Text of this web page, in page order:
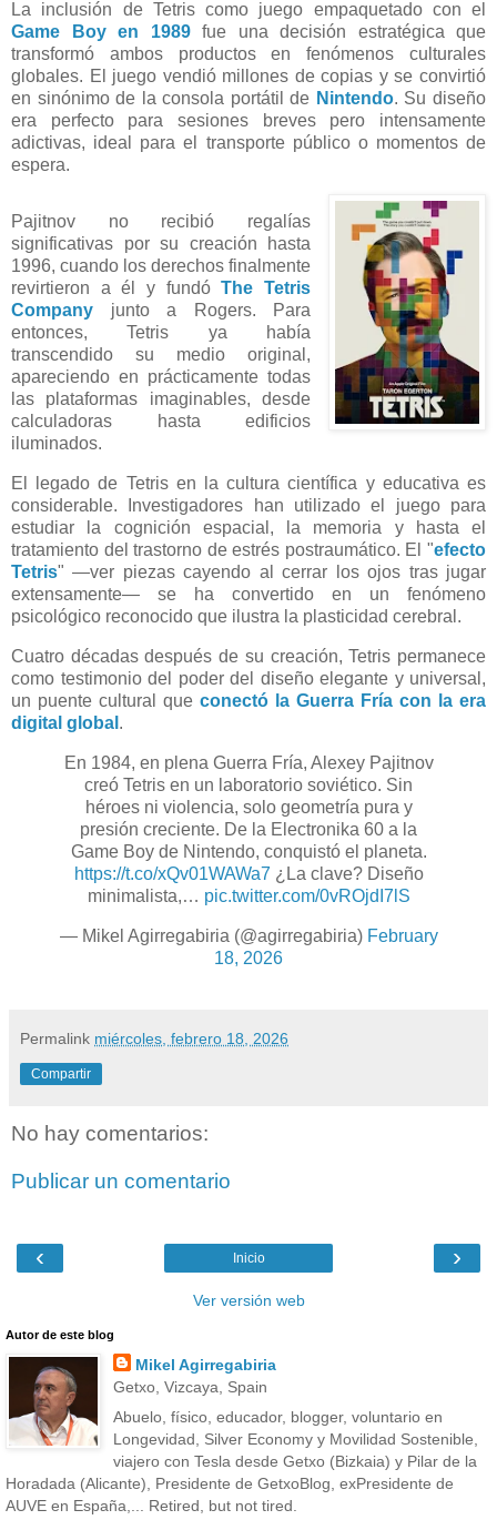
La inclusión de Tetris como juego empaquetado con el
Game Boy en 1989fue una decisión estratégica que
transformó ambos productos en fenómenos culturales
globales. El juego vendió millones de copias y se convirtió
en sinónimo de la consola portátil de Nintendo. Su diseño
era perfecto para sesiones breves pero intensamente
adictivas, ideal para el transporte público o momentos de
espera.
Pajitnov no recibió regalías
significativas por su creación hasta
1996, cuando los derechos finalmente
revirtieron a él y fundóThe Tetris
Company junto a Rogers. Para
entonces, Tetris ya había
transcendido su medio original,
apareciendo en prácticamente todas
las plataformas imaginables, desde
calculadoras hasta edificios
iluminados.
El legado de Tetris en la cultura científica y educativa es
considerable. Investigadores han utilizado el juego para
estudiar la cognición espacial, la memoria y hasta el
tratamiento del trastorno de estrés postraumático. El "efecto
Tetris" —ver piezas cayendo al cerrar los ojos tras jugar
extensamente— se ha convertido en un fenómeno
psicológico reconocido que ilustra la plasticidad cerebral.
Cuatro décadas después de su creación, Tetris permanece
como testimonio del poder del diseño elegante y universal,
un puente cultural que conectó la Guerra Fría con la era
digital global .
En 1984, en plena Guerra Fría, Alexey Pajitnov
creó Tetris en un laboratorio soviético. Sin
héroes ni violencia, solo geometría pura y
presión creciente. De la Electronika 60 a la
Game Boy de Nintendo, conquistó el planeta.
https://t.co/xQv01WAWa7 ¿La clave? Diseño
minimalista,… pic.twitter.com/0vROjdI7lS
— Mikel Agirregabiria (@agirregabiria) February
18, 2026
Permalink miércoles, febrero 18, 2026
Compartir
No hay comentarios:
Publicar un comentario
‹ ›
Inicio
Ver versión web
Autor de este blog
Mikel Agirregabiria
Getxo, Vizcaya, Spain
Abuelo, físico, educador, blogger, voluntario en
Longevidad, Silver Economy y Movilidad Sostenible,
viajero con Tesla desde Getxo (Bizkaia) y Pilar de la
Horadada (Alicante), Presidente de GetxoBlog, exPresidente de
AUVE en España,... Retired, but not tired.